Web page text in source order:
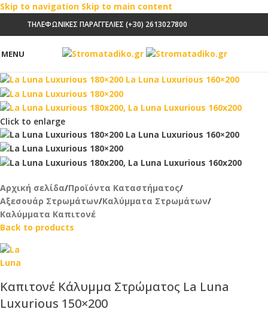
Skip to navigation Skip to main content
ΤΗΛΕΦΩΝΙΚΕΣ ΠΑΡΑΓΓΕΛΙΕΣ (+30) 2613027800
MENU
Click to enlarge
Αρχική σελίδα/Προϊόντα Καταστήματος/
Αξεσουάρ Στρωμάτων/Καλύμματα Στρωμάτων/
Καλύμματα Καπιτονέ
Back to products
Καπιτονέ Κάλυμμα Στρώματος La Luna
Luxurious 150×200